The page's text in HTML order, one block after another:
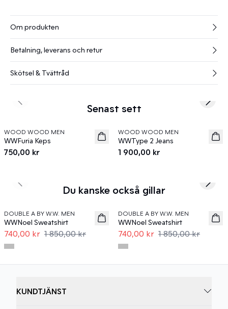
Om produkten
Betalning, leverans och retur
Skötsel & Tvättråd
Senast sett
News
WOOD WOOD MEN
WWFuria Keps
750,00 kr
News
WOOD WOOD MEN
WWType 2 Jeans
1 900,00 kr
Previous slide Next
Du kanske också gillar
DOUBLE A BY W.W. MEN
WWNoel Sweatshirt
740,00 kr 1 850,00 kr
60%
DOUBLE A BY W.W. MEN
WWNoel Sweatshirt
740,00 kr 1 850,00 kr
Previous slide Next
KUNDTJÄNST